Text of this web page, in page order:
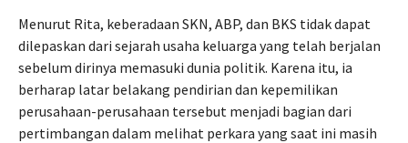
Menurut Rita, keberadaan SKN, ABP, dan BKS tidak dapat
dilepaskan dari sejarah usaha keluarga yang telah berjalan
sebelum dirinya memasuki dunia politik. Karena itu, ia
berharap latar belakang pendirian dan kepemilikan
perusahaan-perusahaan tersebut menjadi bagian dari
pertimbangan dalam melihat perkara yang saat ini masih